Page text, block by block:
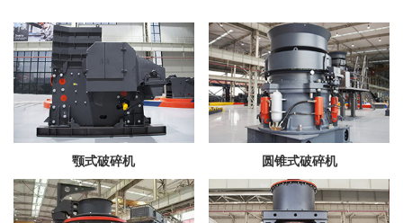
颚式破碎机 圆锥式破碎机